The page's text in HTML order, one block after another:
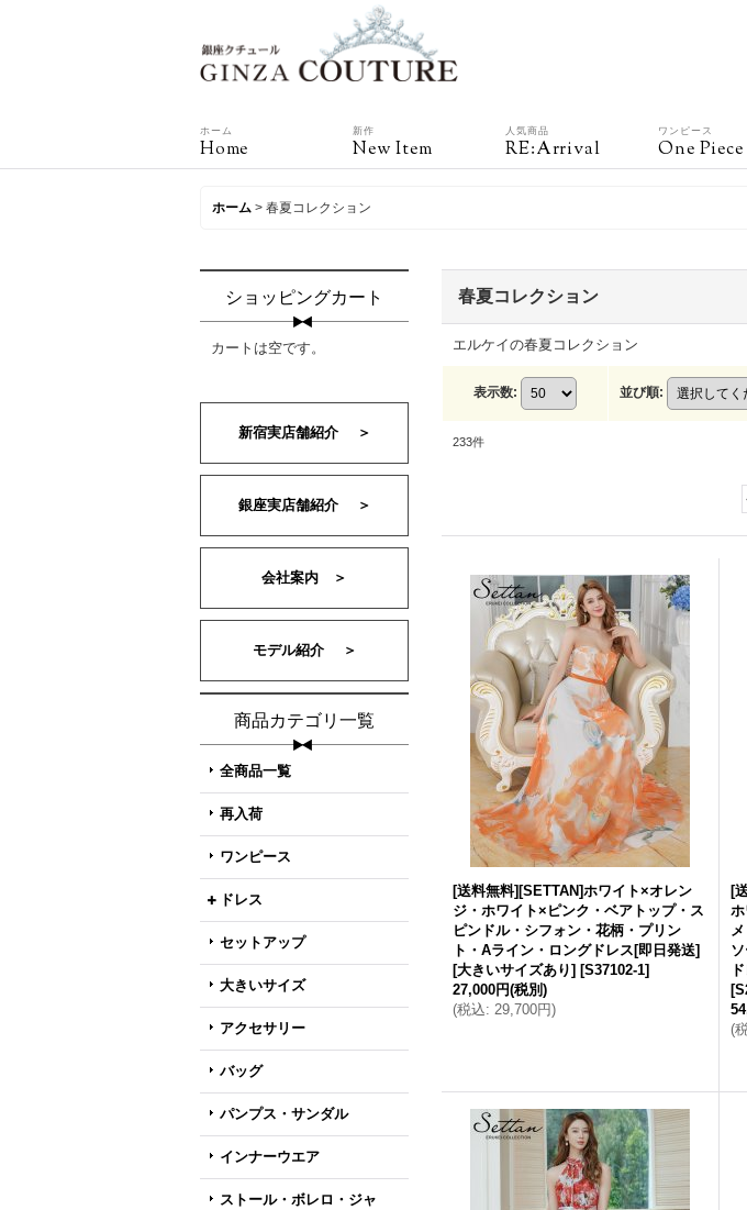
ホーム
Home
新作
New Item
人気商品
RE:Arrival
ワンピース
One Piece
ホーム > 春夏コレクション
ショッピングカート
カートは空です。
新宿実店舗紹介 ＞
銀座実店舗紹介 ＞
会社案内 ＞
モデル紹介 ＞
商品カテゴリ一覧
全商品一覧
再入荷
ワンピース
ドレス
セットアップ
大きいサイズ
アクセサリー
バッグ
パンプス・サンダル
インナーウエア
ストール・ボレロ・ジャ
春夏コレクション
エルケイの春夏コレクション
表示数: 並び順:
233件
[送料無料][SETTAN]ホワイト×オレン
ジ・ホワイト×ピンク・ベアトップ・ス
ピンドル・シフォン・花柄・プリン
ト・Aライン・ロングドレス[即日発送]
[大きいサイズあり] [S37102-1]
27,000円(税別)
(税込: 29,700円)
[
[
(